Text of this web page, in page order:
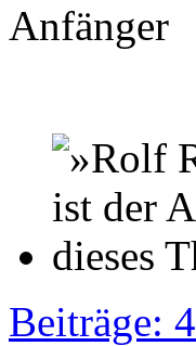
Anfänger
Beiträge: 4